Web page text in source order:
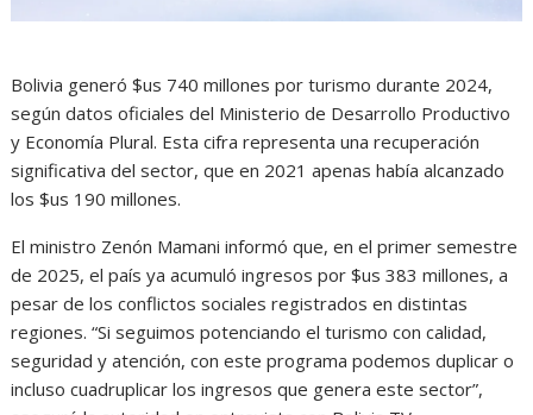
Bolivia generó $us 740 millones por turismo durante 2024,
según datos oficiales del Ministerio de Desarrollo Productivo
y Economía Plural. Esta cifra representa una recuperación
significativa del sector, que en 2021 apenas había alcanzado
los $us 190 millones.
El ministro Zenón Mamani informó que, en el primer semestre
de 2025, el país ya acumuló ingresos por $us 383 millones, a
pesar de los conflictos sociales registrados en distintas
regiones. “Si seguimos potenciando el turismo con calidad,
seguridad y atención, con este programa podemos duplicar o
incluso cuadruplicar los ingresos que genera este sector”,